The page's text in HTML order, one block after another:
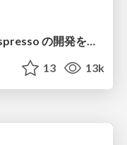
Amazon ECS デプロイツール ecspresso の開発を支える「正しい抽象化」の探求 / YAPC::Fukuoka 2025
13 13k